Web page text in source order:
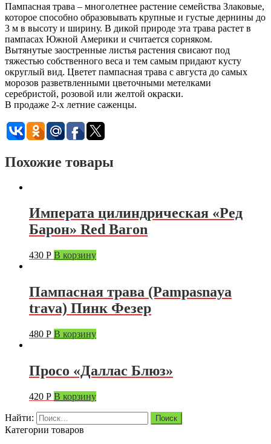
Пампасная трава – многолетнее растение семейства Злаковые,
которое способно образовывать крупные и густые дернины до
3 м в высоту и ширину. В дикой природе эта трава растет в
пампасах Южной Америки и считается сорняком.
Вытянутые заостренные листья растения свисают под
тяжестью собственного веса и тем самым придают кусту
округлый вид. Цветет пампасная трава с августа до самых
морозов разветвленными цветочными метелками
серебристой, розовой или желтой окраски.
В продаже 2-х летние саженцы.
Похожие товары
Императа цилиндрическая «Ред
Барон» Red Baron
430 Р В корзину
Пампасная трава (Pampasnaya
trava) Пинк Фезер
480 Р В корзину
Просо «Даллас Блюз»
420 Р В корзину
Найти:
Категории товаров